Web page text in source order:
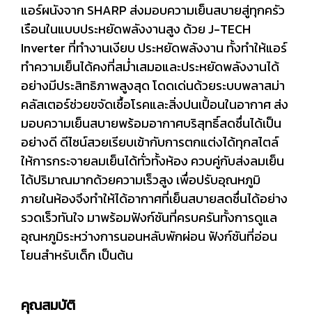
แอร์ผนังจาก SHARP ส่งมอบความเย็นสบายสู่ทุกครัว
เรือนในแบบประหยัดพลังงานสูง ด้วย J-TECH
Inverter ที่ทำงานเงียบ ประหยัดพลังงาน ทั้งทำให้แอร์
ทำความเย็นได้คงที่สม่ำเสมอและประหยัดพลังงานได้
อย่างมีประสิทธิภาพสูงสุด โดดเด่นด้วยระบบพลาสม่า
คลัสเตอร์ช่วยขจัดเชื้อโรคและสิ่งปนเปื้อนในอากาศ ส่ง
มอบความเย็นสบายพร้อมอากาศบริสุทธิ์สดชื่นได้เป็น
อย่างดี ดีไซน์สวยเรียบเข้ากับการตกแต่งได้ทุกสไตล์
ให้การกระจายลมเย็นได้ทั่วทั้งห้อง ควบคู่กับส่งลมเย็น
ได้ปริมาณมากด้วยความเร็วสูง เพื่อปรับอุณหภูมิ
ภายในห้องจึงทำให้ได้อากาศที่เย็นสบายสดชื่นได้อย่าง
รวดเร็วทันใจ มาพร้อมฟังก์ชันที่ครบครันทั้งการดูแล
อุณหภูมิระหว่างการนอนหลับพักผ่อน ฟังก์ชันที่อ่อน
โยนสำหรับเด็ก เป็นต้น
คุณสมบัติ